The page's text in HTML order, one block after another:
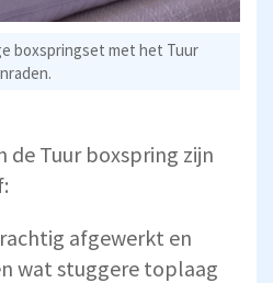
boxspringset met het Tuur
de Tuur boxspring zijn
afgewerkt en
wat stuggere toplaag